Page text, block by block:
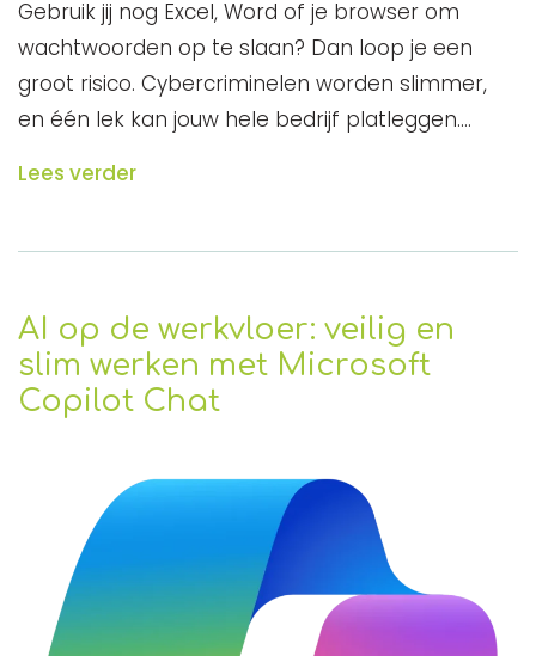
Gebruik jij nog Excel, Word of je browser om
wachtwoorden op te slaan? Dan loop je een
groot risico. Cybercriminelen worden slimmer,
en één lek kan jouw hele bedrijf platleggen.…
Lees verder
AI op de werkvloer: veilig en
slim werken met Microsoft
Copilot Chat